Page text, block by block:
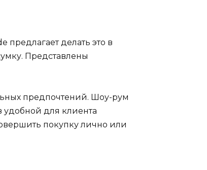
делать это в
Представлены
предпочтений. Шоу-рум
для клиента
покупку лично или